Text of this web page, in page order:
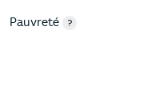
Pauvreté ?